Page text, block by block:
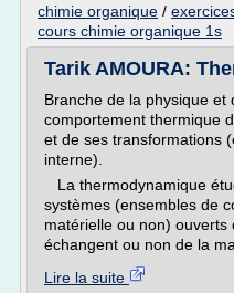
chimie organique /
cours chimie organique 1s
Tarik AMOURA:
Branche de la physique et
comportement thermique
et de ses transformations
interne).
La thermodynamique
systèmes (ensembles de
matérielle ou non)
échangent ou non de la
Lire la suite